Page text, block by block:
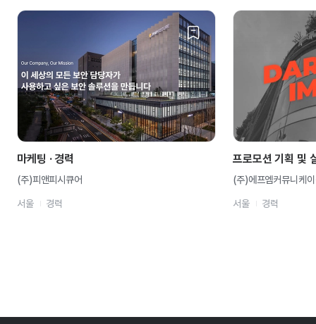
마케팅 · 경력
(주)피앤피시큐어
서울 경력
마
크
프로모션 기획 및
(주)에프엠커뮤니케
서울 경력